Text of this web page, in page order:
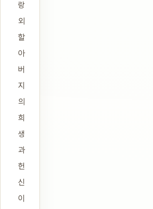
랑
외
할
아
버
지
의
희
생
과
헌
신
이